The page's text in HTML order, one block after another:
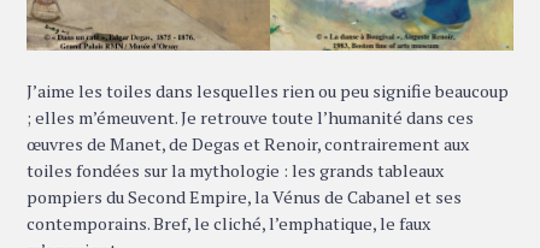
J’aime les toiles dans lesquelles rien ou peu signifie beaucoup
; elles m’émeuvent. Je retrouve toute l’humanité dans ces
œuvres de Manet, de Degas et Renoir, contrairement aux
toiles fondées sur la mythologie : les grands tableaux
pompiers du Second Empire, la Vénus de Cabanel et ses
contemporains. Bref, le cliché, l’emphatique, le faux